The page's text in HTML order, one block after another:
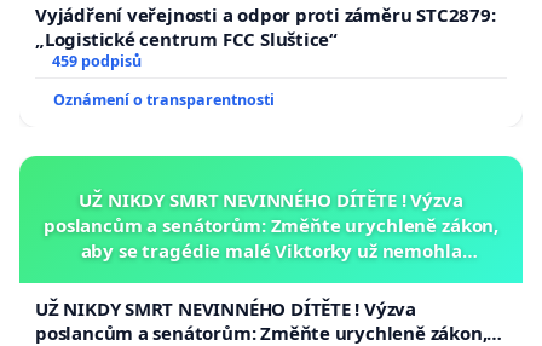
Vyjádření veřejnosti a odpor proti záměru STC2879:
„Logistické centrum FCC Sluštice“
459 podpisů
Oznámení o transparentnosti
UŽ NIKDY SMRT NEVINNÉHO DÍTĚTE ! Výzva
poslancům a senátorům: Změňte urychleně zákon,
aby se tragédie malé Viktorky už nemohla
UŽ NIKDY SMRT NEVINNÉHO DÍTĚTE ! Výzva
poslancům a senátorům: Změňte urychleně zákon,